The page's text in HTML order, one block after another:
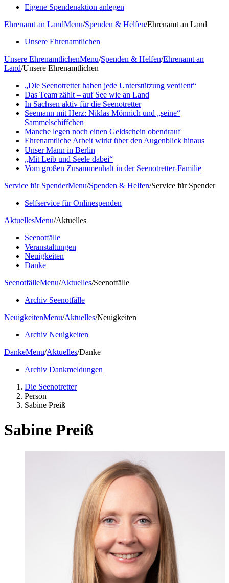
Eigene Spendenaktion anlegen
Ehrenamt an LandMenu/Spenden & Helfen/Ehrenamt an Land
Unsere Ehrenamtlichen
Unsere EhrenamtlichenMenu/Spenden & Helfen/Ehrenamt an
Land/Unsere Ehrenamtlichen
„Die Seenotretter haben jede Unterstützung verdient“
Das Team zählt – auf See wie an Land
In Sachsen aktiv für die Seenotretter
Seemann mit Herz: Niklas Mönnich und „seine“
Sammelschiffchen
Manche legen noch einen Geldschein obendrauf
Ehrenamtliche Arbeit wirkt über den Augenblick hinaus
Unser Mann in Berlin
„Mit Leib und Seele dabei“
Vom großen Zusammenhalt in der Seenotretter-Familie
Service für SpenderMenu/Spenden & Helfen/Service für Spender
Selfservice für Onlinespenden
AktuellesMenu/Aktuelles
Seenotfälle
Veranstaltungen
Neuigkeiten
Danke
SeenotfälleMenu/Aktuelles/Seenotfälle
Archiv Seenotfälle
NeuigkeitenMenu/Aktuelles/Neuigkeiten
Archiv Neuigkeiten
DankeMenu/Aktuelles/Danke
Archiv Dankmeldungen
Die Seenotretter
Person
Sabine Preiß
Sabine Preiß